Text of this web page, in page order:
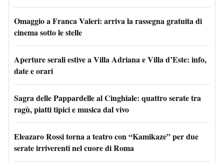
Omaggio a Franca Valeri: arriva la rassegna gratuita di
cinema sotto le stelle
Aperture serali estive a Villa Adriana e Villa d’Este: info,
date e orari
Sagra delle Pappardelle al Cinghiale: quattro serate tra
ragù, piatti tipici e musica dal vivo
Eleazaro Rossi torna a teatro con “Kamikaze” per due
serate irriverenti nel cuore di Roma